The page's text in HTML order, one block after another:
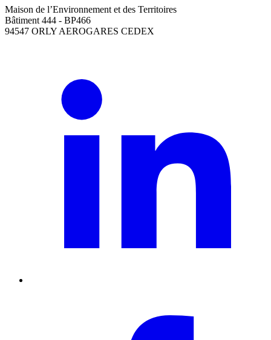
Maison de l’Environnement et des Territoires
Bâtiment 444 - BP466
94547 ORLY AEROGARES CEDEX